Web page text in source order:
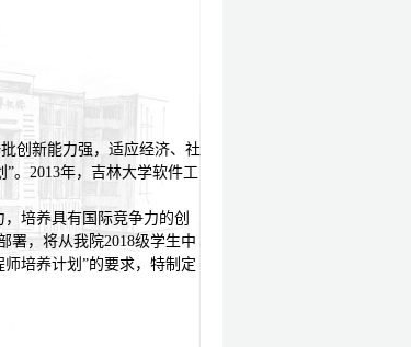
创新能力强，适应经济、社
”。2013年，吉林大学软件工
培养具有国际竞争力的创
署，将从我院2018级学生中
培养计划”的要求，特制定